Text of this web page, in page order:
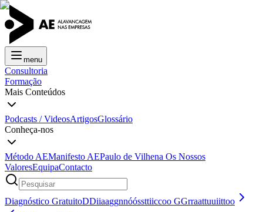
menu
Consultoria
Formação
Mais Conteúdos
Podcasts / VideosArtigosGlossário
Conheça-nos
Método AEManifesto AEPaulo de Vilhena Os Nossos
ValoresEquipaContacto
Diagnóstico GratuitoDDiiaaggnnóóssttiiccoo GGrraattuuiittoo